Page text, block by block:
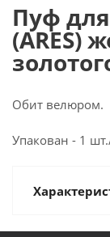
Пуф
(ARES)
Обит велюром.
Упакован - 1